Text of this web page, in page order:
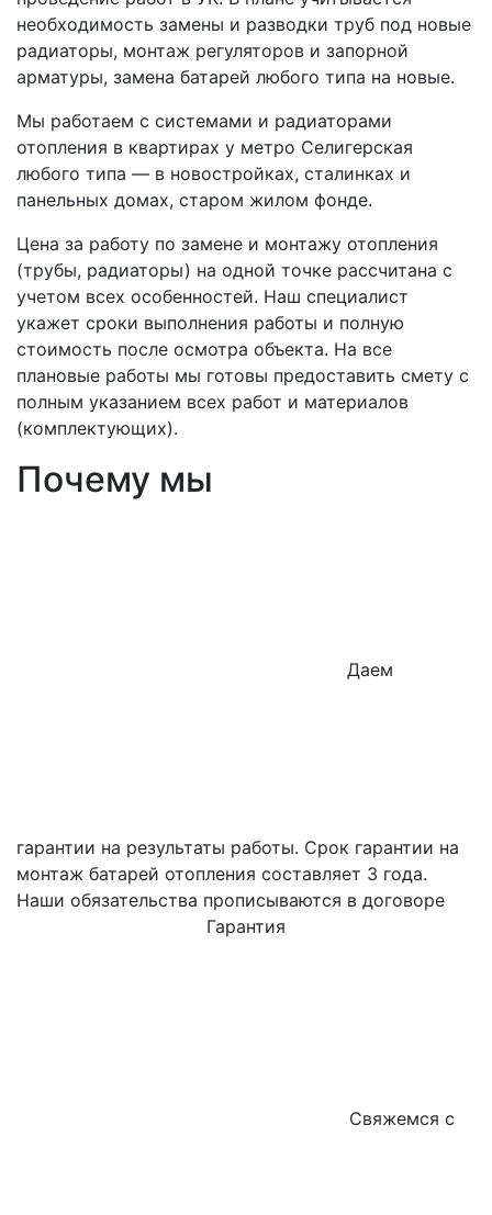
необходимость замены и разводки труб под новые
радиаторы, монтаж регуляторов и запорной
арматуры, замена батарей любого типа на новые.
Мы работаем с системами и радиаторами
отопления в квартирах у метро Селигерская
любого типа — в новостройках, сталинках и
панельных домах, старом жилом фонде.
Цена за работу по замене и монтажу отопления
(трубы, радиаторы) на одной точке рассчитана с
учетом всех особенностей. Наш специалист
укажет сроки выполнения работы и полную
стоимость после осмотра объекта. На все
плановые работы мы готовы предоставить смету с
полным указанием всех работ и материалов
(комплектующих).
Почему мы
Даем
гарантии на результаты работы. Срок гарантии на
монтаж батарей отопления составляет 3 года.
Наши обязательства прописываются в договоре
Гарантия
Свяжемся с